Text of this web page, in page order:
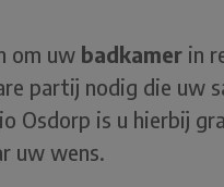
om uw badkamer in
partij nodig die uw
Osdorp is u hierbij
uw wens.